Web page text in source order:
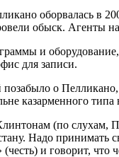
оборвалась в
обыск. Агенты
и
для записи.
о
казарменного
(по слухам,
Надо принимать
(честь) и говорит,